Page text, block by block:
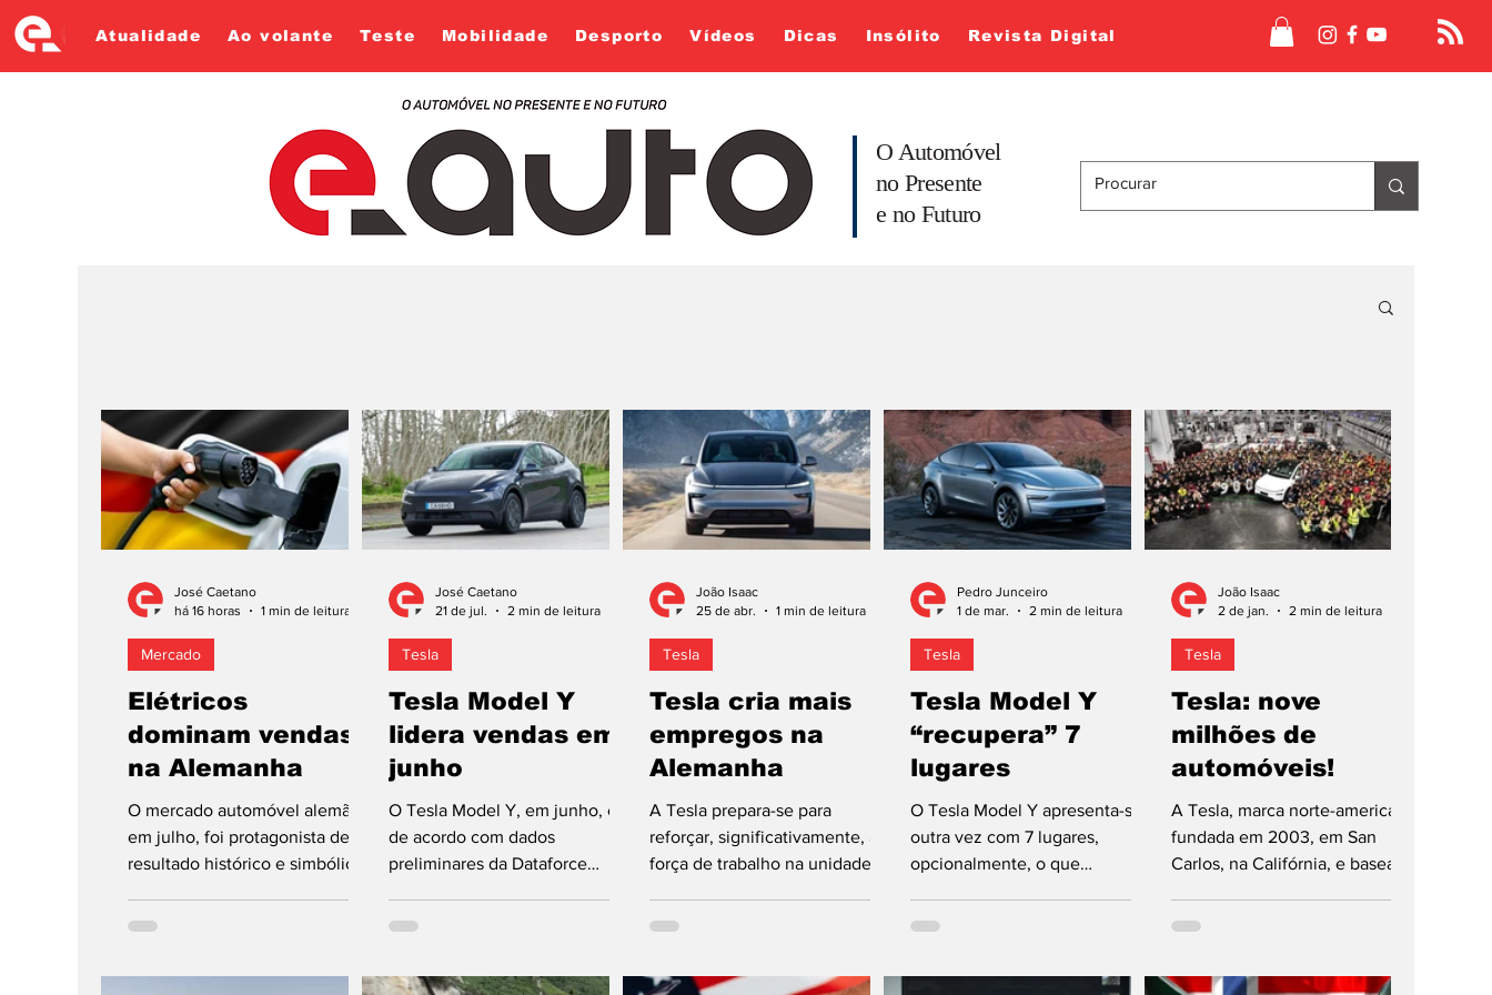
Atualidade Ao volante Teste Mobilidade Desporto Vídeos Dicas Insólito Revista Digital
O Automóvel
no Presente
e no Futuro
Elétricos
dominam vendas
na Alemanha
O mercado automóvel alemão,
em julho, foi protagonista de
resultado histórico e simbólico:
de carros elétricos, num total
Mercado
José Caetano
há 16 horas
1 min de leitura
Tesla Model Y
lidera vendas em
junho
O Tesla Model Y, em junho, e
de acordo com dados
preliminares da Dataforce
News Europe, reassumiu a
Tesla
José Caetano
21 de jul.
2 min de leitura
Tesla cria mais
empregos na
Alemanha
A Tesla prepara-se para
reforçar, significativamente, a
força de trabalho na unidade de
Berlim, Alemanha, com a
Tesla
João Isaac
25 de abr.
1 min de leitura
Tesla Model Y
“recupera” 7
lugares
O Tesla Model Y apresenta-se
outra vez com 7 lugares,
opcionalmente, o que
Sport Utility Vehicle (SUV)
Tesla
Pedro Junceiro
1 de mar.
2 min de leitura
Tesla: nove
milhões de
automóveis!
A Tesla, marca norte-americana
fundada em 2003, em San
Carlos, na Califórnia, e baseada
se de 2025 pouco depois de
Tesla
João Isaac
2 de jan.
2 min de leitura